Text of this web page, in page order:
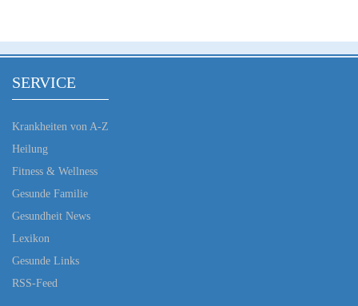
SERVICE
Krankheiten von A-Z
Heilung
Fitness & Wellness
Gesunde Familie
Gesundheit News
Lexikon
Gesunde Links
RSS-Feed